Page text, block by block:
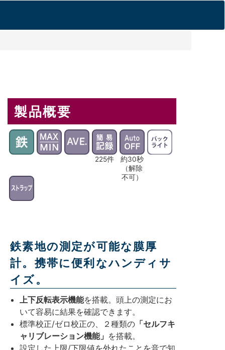
製品概要
225件
約30秒
（解除
不可）
鉄素地の測定が可能な膜厚
計。携帯に便利なハンディサ
イズ。
上下反転表示機能を搭載。頭上の測定にお
いて容易に結果を確認できます。
標準校正/ゼロ校正の、２種類の 「セルフキ
ャリブレーション機能」 を搭載。
設定した上限/下限値を外れたことを音で知